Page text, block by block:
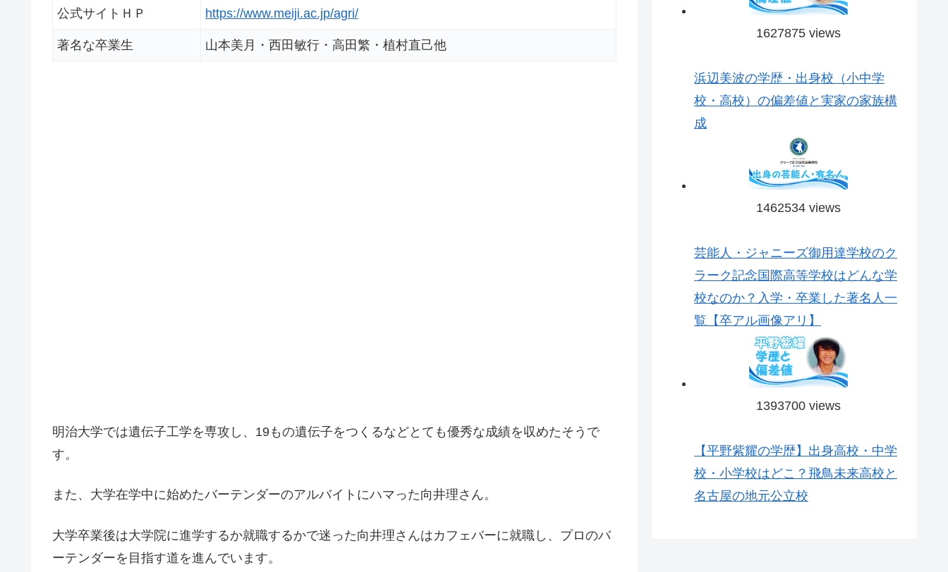
公式サイトＨＰ https://www.meiji.ac.jp/agri/
著名な卒業生 山本美月・西田敏行・高田繁・植村直己他
明治大学では遺伝子工学を専攻し、19もの遺伝子をつくるなどとても優秀な成績を収めたそうで
す。
また、大学在学中に始めたバーテンダーのアルバイトにハマった向井理さん。
大学卒業後は大学院に進学するか就職するかで迷った向井理さんはカフェバーに就職し、プロのバ
ーテンダーを目指す道を進んでいます。
1627875 views
浜辺美波の学歴・出身校（小中学
校・高校）の偏差値と実家の家族構
成
1462534 views
芸能人・ジャニーズ御用達学校のク
ラーク記念国際高等学校はどんな学
校なのか？入学・卒業した著名人一
覧【卒アル画像アリ】
1393700 views
【平野紫耀の学歴】出身高校・中学
校・小学校はどこ？飛鳥未来高校と
名古屋の地元公立校